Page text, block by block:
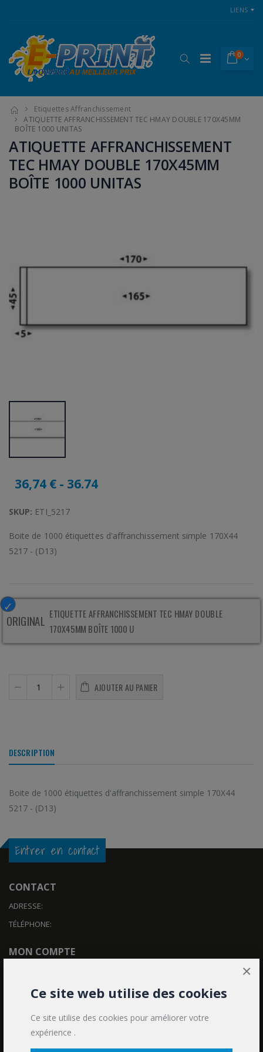
Ce site web utilise des cookies
Ce site utilise des cookies pour améliorer votre
expérience .
×
LIENS
0
Etiquettes Affranchissement
ATIQUETTE AFFRANCHISSEMENT TEC HMAY DOUBLE 170X45MM
BOÎTE 1000 UNITAS
ATIQUETTE AFFRANCHISSEMENT
TEC HMAY DOUBLE 170X45MM
BOÎTE 1000 UNITAS
36,74 € - 36.74
SKUP: ETI_5217
Boite de 1000 étiquettes d'affranchissement simple 170X44
5217 - (D13)
ORIGINAL ETIQUETTE AFFRANCHISSEMENT TEC HMAY DOUBLE
170X45MM BOÎTE 1000 U
AJOUTER AU PANIER
DESCRIPTION
Boite de 1000 étiquettes d'affranchissement simple 170X44
5217 - (D13)
Entrer en contact
CONTACT
ADRESSE:
TÉLÉPHONE:
MON COMPTE
Historique des commandes